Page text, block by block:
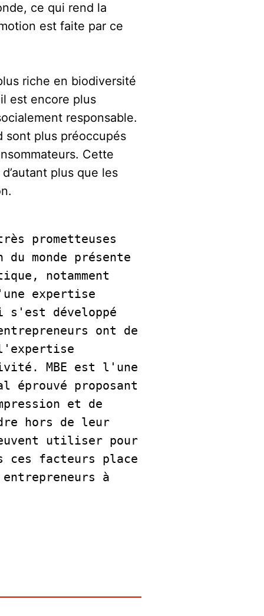
ce qui rend la
est faite par ce
riche en biodiversité
est encore plus
responsable.
sont plus préoccupés
Cette
plus que les
prometteuses
monde présente
notamment
expertise
développé
ont de
MBE est l'une
éprouvé proposant
et de
hors de leur
utiliser pour
ces facteurs place
à